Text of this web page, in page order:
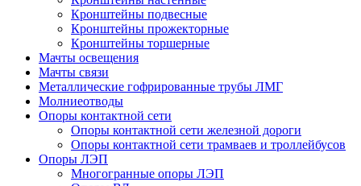
Кронштейны подвесные
Кронштейны прожекторные
Кронштейны торшерные
Мачты освещения
Мачты связи
Металлические гофрированные трубы ЛМГ
Молниеотводы
Опоры контактной сети
Опоры контактной сети железной дороги
Опоры контактной сети трамваев и троллейбусов
Опоры ЛЭП
Многогранные опоры ЛЭП